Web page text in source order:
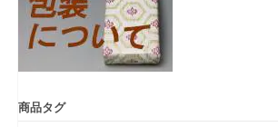
商品タグ